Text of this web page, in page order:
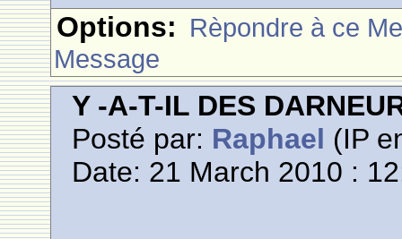
Options: Rèpondre à ce
Message
Y -A-T-IL DES
Posté par: Raphael (IP
Date: 21 March 2010 :